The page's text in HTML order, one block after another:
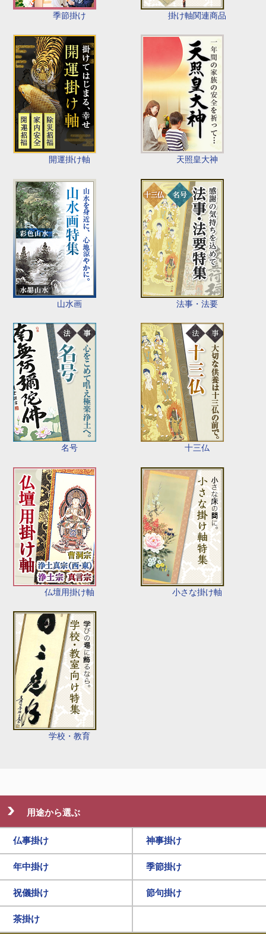
季節掛け 掛け軸関連商品
開運掛け軸 天照皇大神
山水画 法事・法要
名号 十三仏
仏壇用掛け軸 小さな掛け軸
学校・教育
用途から選ぶ
仏事掛け 神事掛け
年中掛け 季節掛け
祝儀掛け 節句掛け
茶掛け